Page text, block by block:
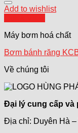
Add to wishlist
Máy bơm hoá chất
Bơm bánh răng
Về chúng tôi
Đại lý cung cấp và
Địa chỉ: Duyên Hà